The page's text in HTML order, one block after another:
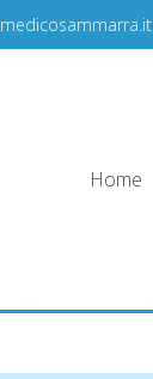
Home